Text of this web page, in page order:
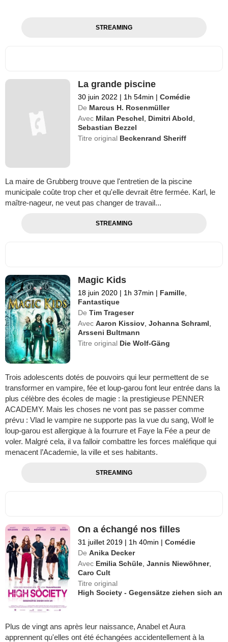
STREAMING
La grande piscine
30 juin 2022 | 1h 54min | Comédie
De Marcus H. Rosenmüller
Avec Milan Peschel Dimitri Abold
Sebastian Bezzel
Titre original Beckenrand Sheriff
La maire de Grubberg trouve que l'entretien de la piscine
municipale coûte trop cher et qu'elle devrait être fermée. Karl, le
maître-nageur, ne veut pas changer de travail...
STREAMING
Magic Kids
18 juin 2020 | 1h 37min | Famille
Fantastique
De Tim Trageser
Avec Aaron Kissiov ,Johanna Schraml
Arsseni Bultmann
Titre original Die Wolf-Gäng
Trois adolescents dotés de pouvoirs qui leur permettent de se
transformer en vampire, fée et loup-garou font leur entrée dans la
plus célèbre des écoles de magie : la prestigieuse PENNER
ACADEMY. Mais les choses ne vont pas se passer comme
prévu : Vlad le vampire ne supporte pas la vue du sang, Wolf le
loup-garou est allergique à la fourrure et Faye la Fée a peur de
voler. Malgré cela, il va falloir combattre les forces maléfique qui
menacent l’Academie, la ville et ses habitants.
STREAMING
On a échangé nos filles
31 juillet 2019 | 1h 40min | Comédie
De Anika Decker
Avec Emilia Schüle ,Jannis Niewöhner,
Caro Cult
Titre original
High Society - Gegensätze ziehen sich an
Plus de vingt ans après leur naissance, Anabel et Aura
apprennent qu'elles ont été échangées accidentellement à la